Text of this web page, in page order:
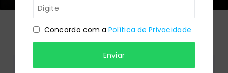
Terraplanagem
Concordo com a Política de Privacidade
Enviar